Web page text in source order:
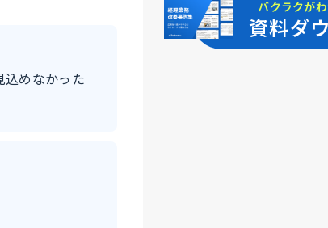
込めなかった
バクラクが
資料ダ